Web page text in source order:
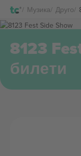
Музика Друго
8123
билети